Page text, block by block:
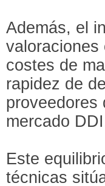
Además, el
costes de
rapidez de
proveedores
mercado
Este
técnicas